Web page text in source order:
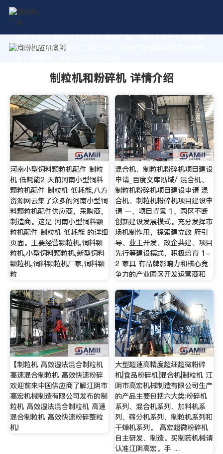
作为专业的 制粒机和粉碎机 制造厂家，我们致力于为您量身
定制高价值的粉体加工系统方案。获取厂家直销报价及技术支
制粒机和粉碎机 详情介绍
河南小型饲料颗粒机配件 制粒
机 低耗能2 天前河南小型饲料
颗粒机配件 制粒机 低耗能,八方
资源网云集了众多的河南小型饲
料颗粒机配件供应商，采购商，
制造商。这是 河南小型饲料颗
粒机配件 制粒机 低耗能 的详细
页面。主要经营颗粒机,饲料颗
粒机,小型饲料颗粒机,新型饲料
颗粒机,饲料颗粒机厂家,饲料颗
粒
混合机、制粒机粉碎机项目建设
申请_百度文库泓域/ 混合机、
制粒机粉碎机项目建设申请 混
合机、制粒机粉碎机项目建设申
请 一、项目背景 1、园区不断
创新建设发展模式。充分发挥市
场机制作用，探索建立政 府引
导、业主开发、政企共建、项目
先行等建设模式，积极培育 1-
2 家具 有品牌影响力和核心竞
争力的产业园区开发运营商和
【制粒机 高效湿法混合制粒机
高速混合制粒机 高效快速粉碎
欢迎前来中国供应商了解江阴市
高宏机械制造有限公司发布的制
粒机 高效湿法混合制粒机 高速
混合制粒机 高效快速粉碎整粒
机!
大型超速高精度超细超微粉碎
机|食品粉碎机|混合机|制粒机 江
阴市高宏机械制造有限公司生产
的产品主要包括六大类:粉碎机
系列、混合机系列、加料机系
列、筛分机系列、制粒机系列和
干燥机系列。 高宏超微粉碎机
自主研发、制造。买制药机械请
认准江阴高宏。手 …